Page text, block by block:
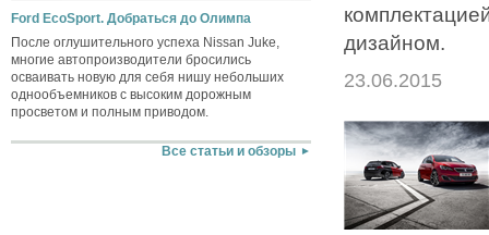
Ford EcoSport. Добраться до Олимпа
После оглушительного успеха Nissan Juke,
многие автопроизводители бросились
осваивать новую для себя нишу небольших
однообъемников с высоким дорожным
просветом и полным приводом.
Все статьи и обзоры
дизайном.
23.06.2015